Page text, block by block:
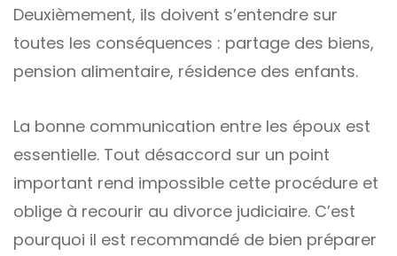
Deuxièmement, ils doivent s’entendre sur
toutes les conséquences : partage des biens,
pension alimentaire, résidence des enfants.
La bonne communication entre les époux est
essentielle. Tout désaccord sur un point
important rend impossible cette procédure et
oblige à recourir au divorce judiciaire. C’est
pourquoi il est recommandé de bien préparer